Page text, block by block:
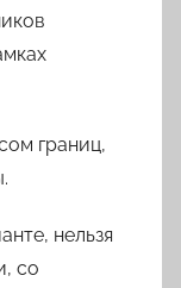
границ,
, нельзя
со